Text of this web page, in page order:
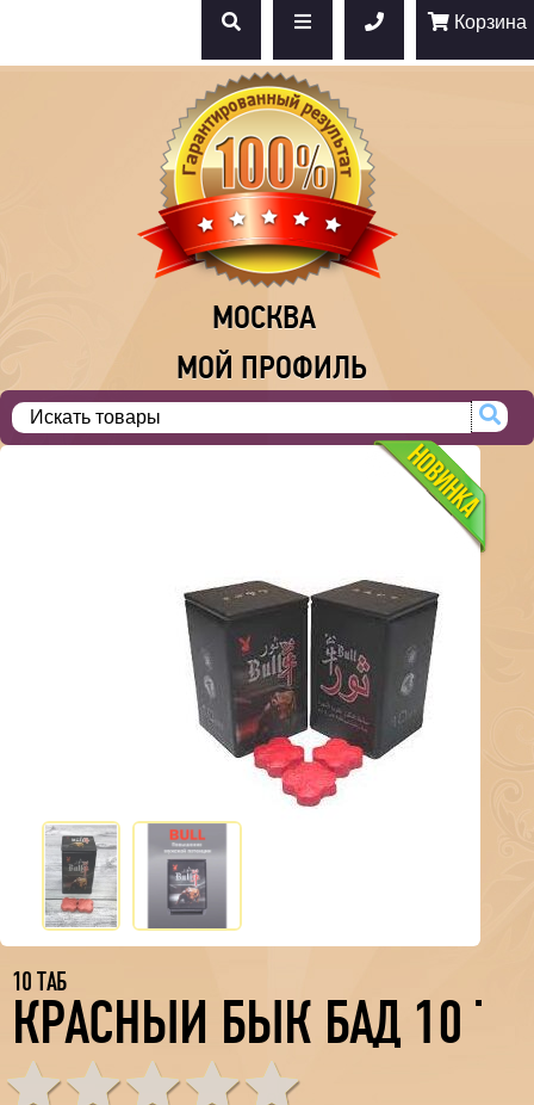
Корзина
МОСКВА
МОЙ ПРОФИЛЬ
10 ТАБ
КРАСНЫЙ БЫК БАД 10